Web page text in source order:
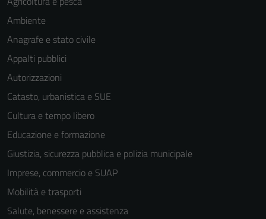
Ambiente
Anagrafe e stato civile
Appalti pubblici
Autorizzazioni
Catasto, urbanistica e SUE
Cultura e tempo libero
Educazione e formazione
Giustizia, sicurezza pubblica e polizia municipale
Imprese, commercio e SUAP
Mobilità e trasporti
Salute, benessere e assistenza